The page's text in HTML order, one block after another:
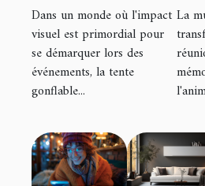
booster votre
visibilité
événementielle
Dans un monde où l'impact
visuel est primordial pour
se démarquer lors des
événements, la tente
gonflable...
La